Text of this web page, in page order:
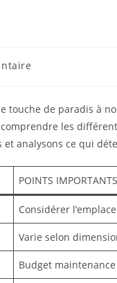
touche de paradis à
les
analysons ce qui
POINTS IMPORTANTS
Considérer
Varie selon
Budget